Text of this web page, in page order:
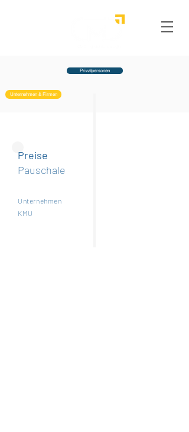
Privatpersonen
Unternehmen & Firmen
Preise
Pauschale
Unternehmen
KMU